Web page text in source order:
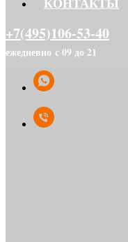
+7(495)106-53-40
ежедневно с 09 до 21